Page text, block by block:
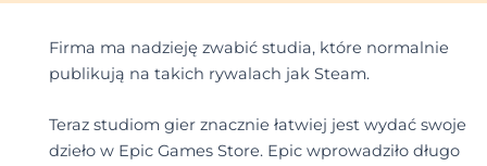
Firma ma nadzieję zwabić studia, które normalnie
publikują na takich rywalach jak Steam.
Teraz studiom gier znacznie łatwiej jest wydać swoje
dzieło w Epic Games Store. Epic wprowadziło długo